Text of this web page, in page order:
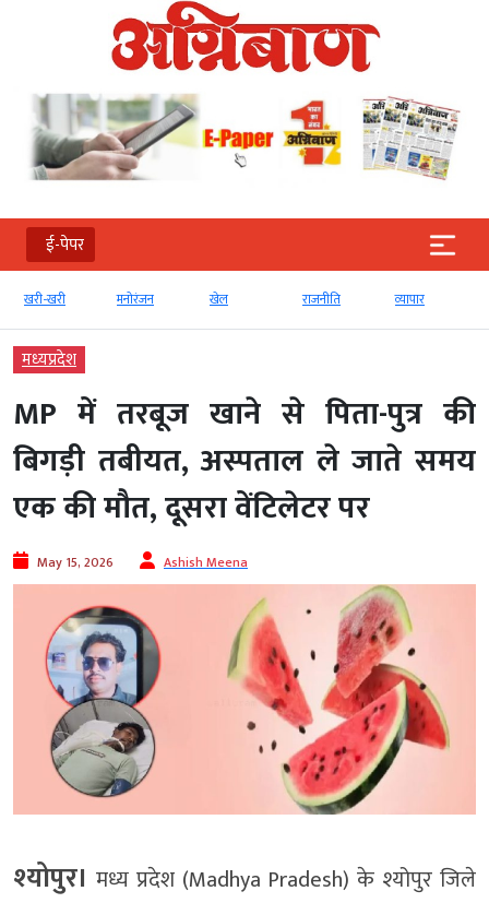
ई-पेपर
खरी-खरी मनोरंजन खेल राजनीति व्‍यापार
मध्‍यप्रदेश
MP में तरबूज खाने से पिता-पुत्र की
बिगड़ी तबीयत, अस्पताल ले जाते समय
एक की मौत, दूसरा वेंटिलेटर पर
May 15, 2026 Ashish Meena
श्योपुर। मध्य प्रदेश (Madhya Pradesh) के श्योपुर जिले